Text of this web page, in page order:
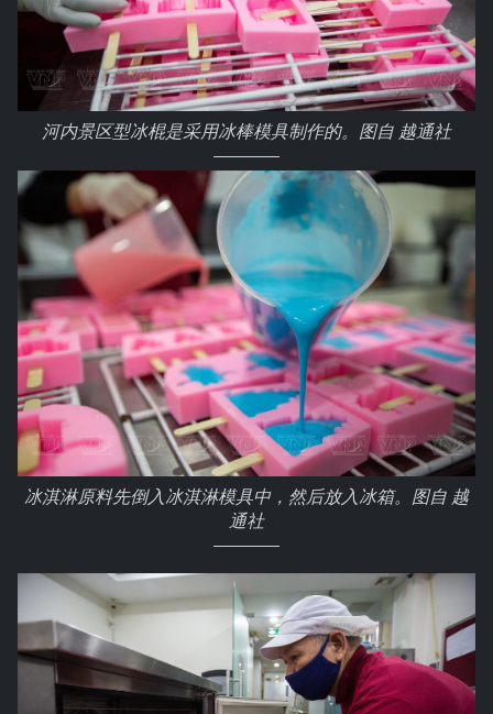
河内景区型冰棍是采用冰棒模具制作的。图自 越通社
冰淇淋原料先倒入冰淇淋模具中，然后放入冰箱。图自 越
通社